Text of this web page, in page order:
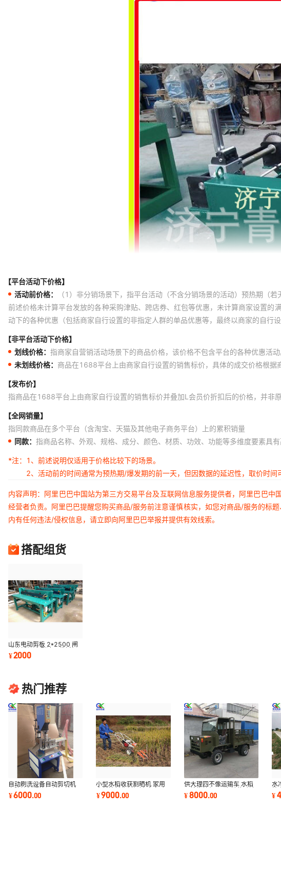
【平台活动下价格】
活动前价格：
（1）非分销场景下，指平台活动（不含分销场景的活动）预热期（
前述价格未计算平台发放的各种采购津贴、跨店券、红包等优惠，未计算商家设置
动下的各种优惠（包括商家自行设置的非指定人群的单品优惠等，最终以商家的自行
【非平台活动下价格】
划线价格： 指商家自营销活动场景下的商品价格，该价格不包含平台的各种优惠活
未划线价格： 商品在1688平台上由商家自行设置的销售标价，具体的成交价格根据
【发布价】
指商品在1688平台上由商家自行设置的销售标价并叠加L会员价折扣后的价格，并非原
【全网销量】
指同款商品在多个平台（含淘宝、天猫及其他电子商务平台）上的累积销量
同款： 指商品名称、外观、规格、成分、颜色、材质、功效、功能等多维度要素具
*注：
1、前述说明仅适用于价格比较下的场景。
2、活动前的时间通常为预热期/爆发期的前一天，但因数据的延迟性，取价时
内容声明：阿里巴巴中国站为第三方交易平台及互联网信息服务提供者，阿里巴巴
经营者负责。阿里巴巴提醒您购买商品/服务前注意谨慎核实，如您对商品/服务的标
内有任何违法/侵权信息，请立即向阿里巴巴举报并提供有效线索。
搭配组货
山东电动剪板 2*2500 闸
式剪板机 小型液压裁板机
厂家直销
¥2000
热门推荐
自动刷洗设备自动剪切机
电脑控制焊接切割机 清洁
棉洗碗布机
¥6000.00
小型水稻收获割晒机 家用
水稻扶稻收割机械 全自动
水稻秸秆收获机
¥9000.00
供大理四不像运输车 水稻
运输拖拉机 28力轴传动渣
土车
¥8000.00
水
粮
土
¥